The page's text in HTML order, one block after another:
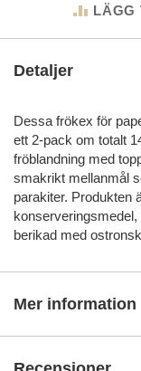
LÄGG
Detaljer
Dessa frökex för
ett 2-pack om totalt
fröblandning med
smakrikt mellanmål
parakiter. Produkten
berikad med
Mer information